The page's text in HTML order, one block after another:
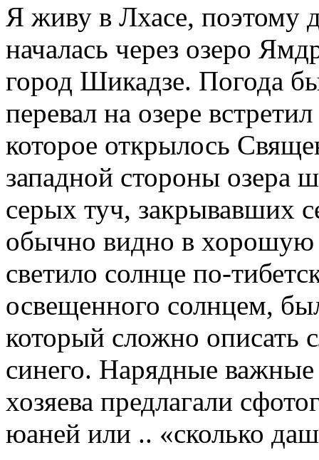
Я живу в Лхасе, поэтому
началась через озеро
город Шикадзе. Погода
перевал на озере
которое открылось
западной стороны озера
серых туч, закрывавших
обычно видно в хорошую
светило солнце по-
освещенного солнцем,
который сложно описать
синего. Нарядные
хозяева предлагали
юаней или .. «сколько